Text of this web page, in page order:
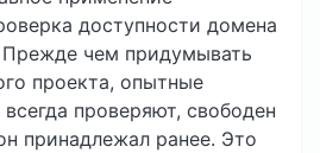
доступности домена
Прежде чем придумывать
проекта, опытные
проверяют, свободен
принадлежал ранее. Это